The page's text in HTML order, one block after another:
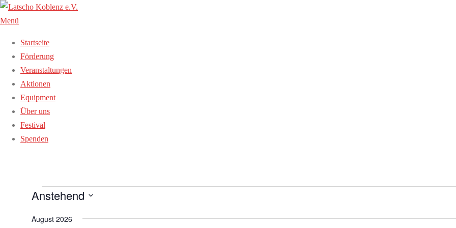
Zum
Inhalt
Menü
Startseite
Förderung
Veranstaltungen
Aktionen
Equipment
Über uns
Festival
Spenden
Veranstaltungen
Anstehend
wählen.
August 2026